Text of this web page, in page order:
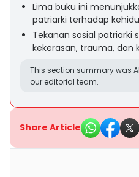
Lima buku ini
patriarki terhadap
Tekanan sosial patriarki
kekerasan, trauma, dan
This section summary was
our editorial team.
Share Article